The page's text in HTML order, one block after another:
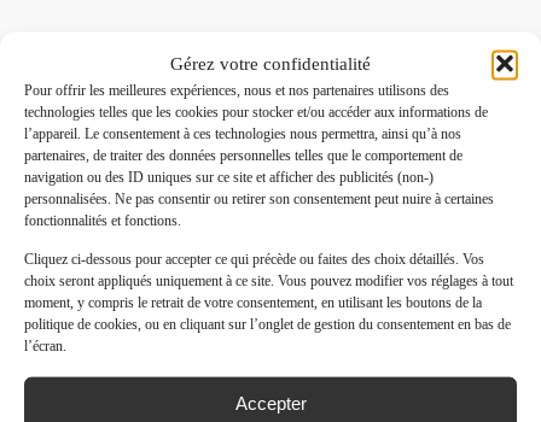
Gérez votre confidentialité
Pour offrir les meilleures expériences, nous et nos partenaires utilisons des
technologies telles que les cookies pour stocker et/ou accéder aux informations de
l’appareil. Le consentement à ces technologies nous permettra, ainsi qu’à nos
partenaires, de traiter des données personnelles telles que le comportement de
navigation ou des ID uniques sur ce site et afficher des publicités (non-)
personnalisées. Ne pas consentir ou retirer son consentement peut nuire à certaines
fonctionnalités et fonctions.
Cliquez ci-dessous pour accepter ce qui précède ou faites des choix détaillés. Vos
choix seront appliqués uniquement à ce site. Vous pouvez modifier vos réglages à tout
moment, y compris le retrait de votre consentement, en utilisant les boutons de la
politique de cookies, ou en cliquant sur l’onglet de gestion du consentement en bas de
l’écran.
Accepter